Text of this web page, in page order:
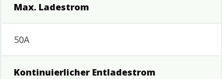
Max. Ladestrom
50A
Kontinuierlicher Entladestrom